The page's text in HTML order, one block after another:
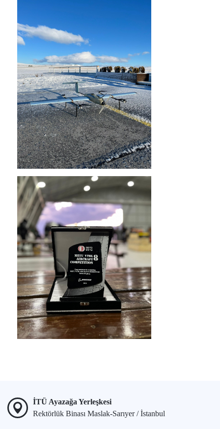
İTÜ Ayazağa Yerleşkesi
Rektörlük Binası Maslak-Sarıyer / İstanbul